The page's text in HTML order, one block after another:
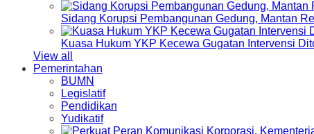
Sidang Korupsi Pembangunan Gedung, Mantan
Kuasa Hukum YKP Kecewa Gugatan Intervensi
View all
Pemerintahan
BUMN
Legislatif
Pendidikan
Yudikatif